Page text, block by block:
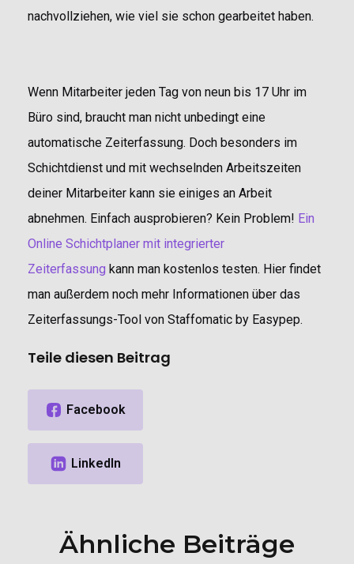
nachvollziehen, wie viel sie schon gearbeitet haben.
Wenn Mitarbeiter jeden Tag von neun bis 17 Uhr im
Büro sind, braucht man nicht unbedingt eine
automatische Zeiterfassung. Doch besonders im
Schichtdienst und mit wechselnden Arbeitszeiten
deiner Mitarbeiter kann sie einiges an Arbeit
abnehmen. Einfach ausprobieren? Kein Problem! Ein
Online Schichtplaner mit integrierter
Zeiterfassung kann man kostenlos testen. Hier findet
man außerdem noch mehr Informationen über das
Zeiterfassungs-Tool von Staffomatic by Easypep.
Teile diesen Beitrag
Ähnliche Beiträge